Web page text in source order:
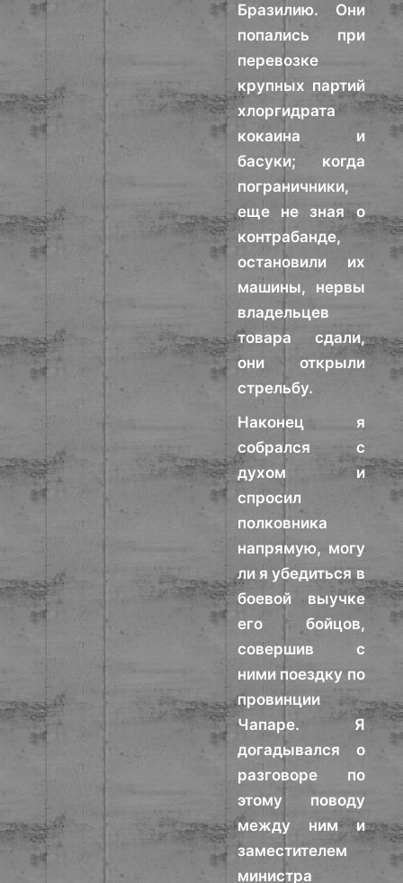
Бразилию. Они
попались при
перевозке
крупных партий
хлоргидрата
кокаина и
басуки; когда
пограничники,
еще не зная о
контрабанде,
остановили их
машины, нервы
владельцев
товара сдали,
они открыли
стрельбу.
Наконец я
собрался с
духом и
спросил
полковника
напрямую, могу
ли я убедиться в
боевой выучке
его бойцов,
совершив с
ними поездку по
провинции
Чапаре. Я
догадывался о
разговоре по
этому поводу
между ним и
заместителем
министра